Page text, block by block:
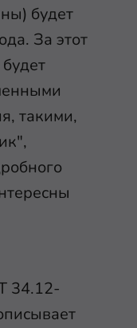
будет
За этот
такими,
34.12-